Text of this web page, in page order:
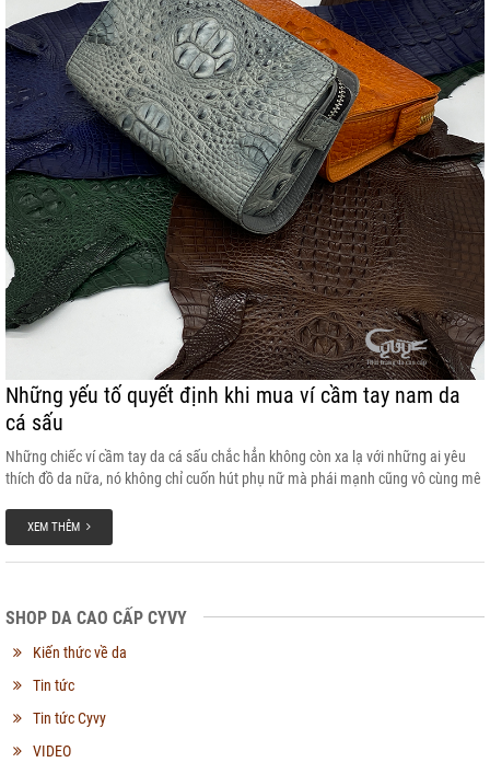
Những yếu tố quyết định khi mua ví cầm tay nam da
cá sấu
Những chiếc ví cầm tay da cá sấu chắc hẳn không còn xa lạ với những ai yêu
thích đồ da nữa, nó không chỉ cuốn hút phụ nữ mà phái mạnh cũng vô cùng mê
còn được sử dụng phổ biến vì sự tiện dụng, gọn nhẹ không kém phần trẻ trung
năng động.
XEM THÊM
SHOP DA CAO CẤP CYVY
Kiến thức về da
Tin tức
Tin tức Cyvy
VIDEO